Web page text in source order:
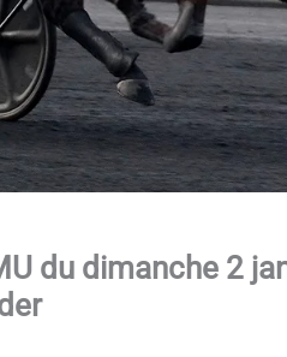
du dimanche 2